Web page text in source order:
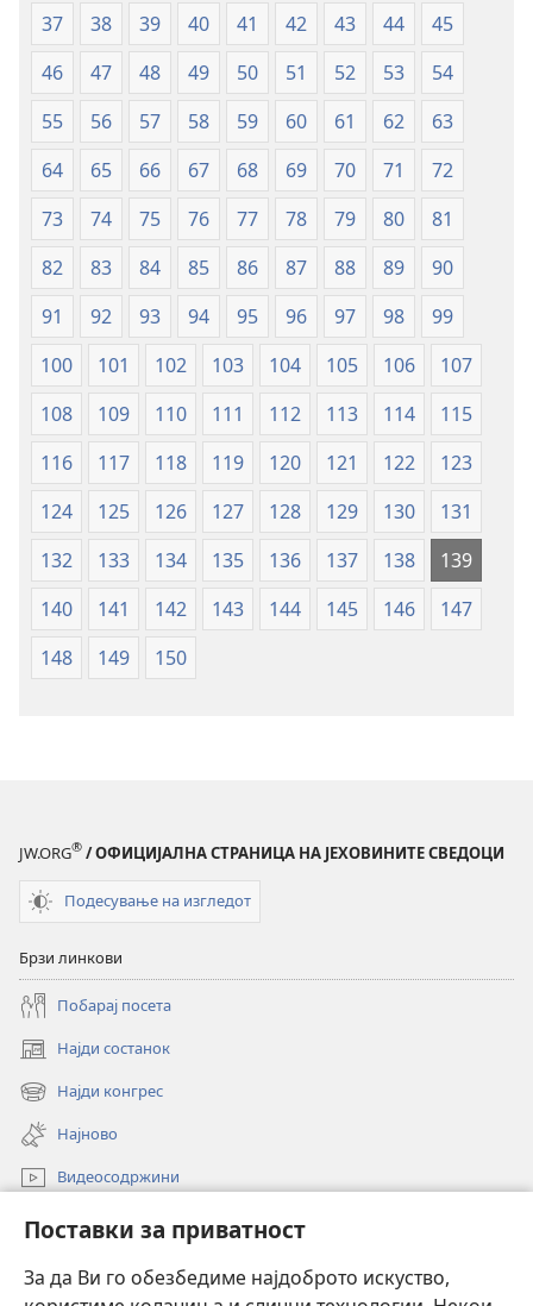
Поставки за приватност
За да Ви го обезбедиме најдоброто искуство,
37
38 39 40 41 42 43 44
45
46
47 48 49 50 51 52 53
54
55
56 57 58 59 60 61 62
63
64
65 66 67 68 69 70 71
72
73
74 75 76 77 78 79 80
81
82
83 84 85 86 87 88 89
90
91
92 93 94 95 96 97 98
99
100
101 102 103 104 105 106
107
108
109 110 111 112 113 114
115
116
117 118 119 120 121 122
123
124
125 126 127 128 129 130
131
132
133 134 135 136 137 138
139
140
141 142 143 144 145 146
147
148
149 150
JW.ORG® / ОФИЦИЈАЛНА СТРАНИЦА НА ЈЕХОВИНИТЕ СВЕДОЦИ
Подесување на изгледот
Брзи линкови
Побарај посета
Најди состанок
(opens
new
window)
Најди конгрес
(opens
new
window)
Најново
Видеосодржини